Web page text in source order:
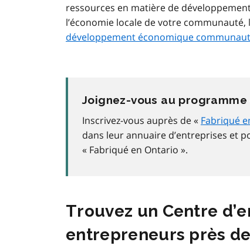
ressources en matière de
l’économie locale de votre communauté,
développement économique
Joignez-vous au
Inscrivez-vous auprès de « Fabriqué
dans leur annuaire d’entreprises et
« Fabriqué en Ontario ».
Trouvez un Centre
entrepreneurs près